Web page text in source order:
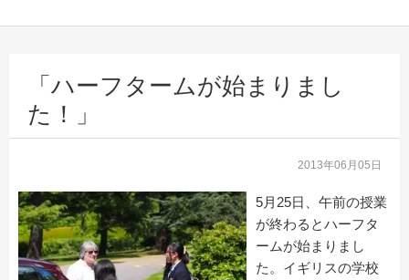
「ハーフタームが始まりまし
た！」
2013年06月05日
5月25日、午前の授業
が終わるとハーフタ
ームが始まりまし
た。イギリスの学校